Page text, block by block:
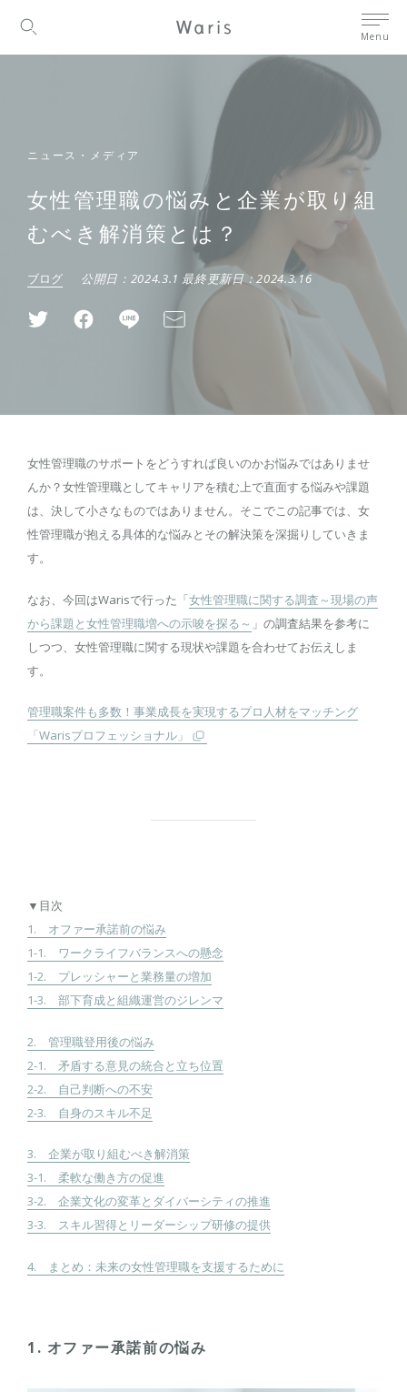
Menu
ニュース・メディア
女性管理職の悩みと企業が取り組
むべき解消策とは？
ブログ 公開日： 2024.3.1 最終更新日：2024.3.16
女性管理職のサポートをどうすれば良いのかお悩みではありませ
んか？女性管理職としてキャリアを積む上で直面する悩みや課題
は、決して小さなものではありません。そこでこの記事では、女
性管理職が抱える具体的な悩みとその解決策を深掘りしていきま
す。
なお、今回はWarisで行った「女性管理職に関する調査～現場の声
から課題と女性管理職増への示唆を探る～ 」の調査結果を参考に
しつつ、女性管理職に関する現状や課題を合わせてお伝えしま
す。
管理職案件も多数！事業成長を実現するプロ人材をマッチング
「Warisプロフェッショナル」
▼目次
1. オファー承諾前の悩み
1-1. ワークライフバランスへの懸念
1-2. プレッシャーと業務量の増加
1-3. 部下育成と組織運営のジレンマ
2. 管理職登用後の悩み
2-1. 矛盾する意見の統合と立ち位置
2-2. 自己判断への不安
2-3. 自身のスキル不足
3. 企業が取り組むべき解消策
3-1. 柔軟な働き方の促進
3-2. 企業文化の変革とダイバーシティの推進
3-3. スキル習得とリーダーシップ研修の提供
4. まとめ：未来の女性管理職を支援するために
1. オファー承諾前の悩み